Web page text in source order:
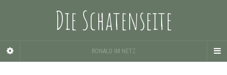
Die Schatenseite
RONALD IM NETZ